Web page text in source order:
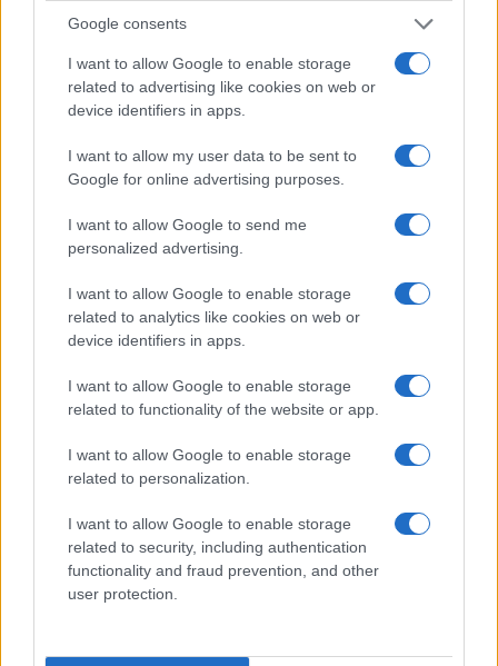
Google consents
I want to allow Google to enable storage
related to advertising like cookies on web or
device identifiers in apps.
I want to allow my user data to be sent to
Google for online advertising purposes.
I want to allow Google to send me
personalized advertising.
I want to allow Google to enable storage
related to analytics like cookies on web or
device identifiers in apps.
I want to allow Google to enable storage
related to functionality of the website or app.
I want to allow Google to enable storage
related to personalization.
I want to allow Google to enable storage
related to security, including authentication
functionality and fraud prevention, and other
user protection.
Cómo crear y mantener un starter para pizzas y
pastas perfectas
PASTAS Y PIZZAS
Receta fácil de pasta fría al pesto con pomodorini
para el verano
PASTAS Y PIZZAS